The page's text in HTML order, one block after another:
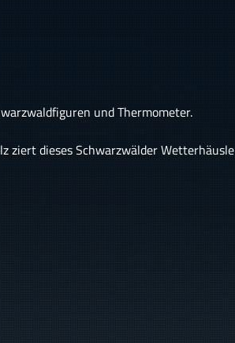
und Thermometer.
ziert dieses Schwarzwälder Wetterhäusle